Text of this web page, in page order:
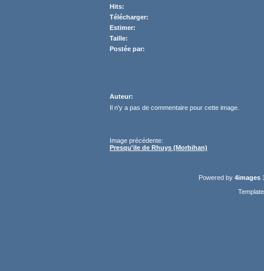
Hits:
Télécharger:
Estimer:
Taille:
Postée par:
Auteur:
Il n'y a pas de commentaire pour cette image.
Image précédente:
Presqu'ile de Rhuys (Morbihan)
Powered by 4images